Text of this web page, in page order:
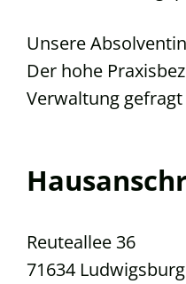
Unsere
Der hohe
Verwaltung gefragt
Reuteallee 36
71634 Ludwigsburg